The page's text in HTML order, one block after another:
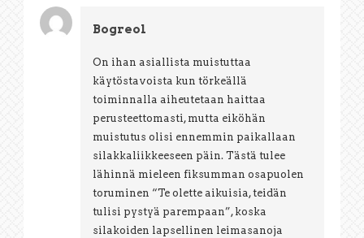
Bogreol
On ihan asiallista muistuttaa
käytöstavoista kun törkeällä
toiminnalla aiheutetaan haittaa
perusteettomasti, mutta eiköhän
muistutus olisi ennemmin paikallaan
silakkaliikkeeseen päin. Tästä tulee
lähinnä mieleen fiksumman osapuolen
toruminen “Te olette aikuisia, teidän
tulisi pystyä parempaan”, koska
silakoiden lapsellinen leimasanoja